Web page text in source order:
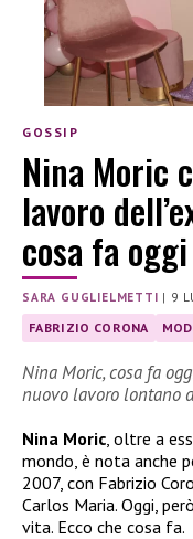
GOSSIP
Nina Moric
lavoro
cosa fa oggi
SARA GUGLIELMETTI | 9
FABRIZIO CORONA
Nina Moric, cosa fa
nuovo lavoro lontano
Nina Moric , oltre a
mondo, è nota anche
2007, con Fabrizio
Carlos Maria. Oggi,
vita. Ecco che cosa fa.